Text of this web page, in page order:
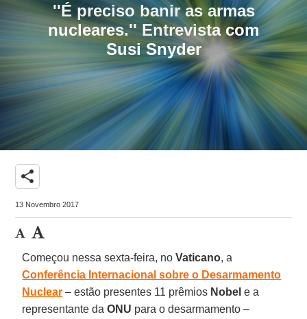
''É preciso banir as armas
nucleares.'' Entrevista com
Susi Snyder
share
13 Novembro 2017
Começou nessa sexta-feira, noVaticano, a
Conferência Internacional sobre o Desarmamento
Nuclear – estão presentes 11 prêmios Nobel e a
representante daONU para o desarmamento –